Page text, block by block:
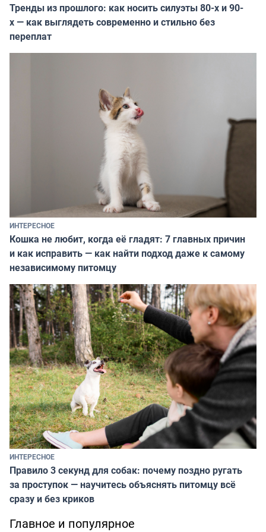
Тренды из прошлого: как носить силуэты 80-х и 90-
х — как выглядеть современно и стильно без
переплат
ИНТЕРЕСНОЕ
Кошка не любит, когда её гладят: 7 главных причин
и как исправить — как найти подход даже к самому
независимому питомцу
ИНТЕРЕСНОЕ
Правило 3 секунд для собак: почему поздно ругать
за проступок — научитесь объяснять питомцу всё
сразу и без криков
Главное и популярное